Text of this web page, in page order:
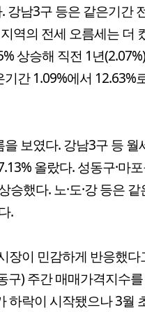
강남3구 등은 같은기간
역의 전세 오름세는 더
상승해 직전 1년
기간 1.09%에서 12.63%
보였다. 강남3구 등 월
올랐다. 성동구·마
했다. 노·도·강 등은
.
장이 민감하게 반응했다
구) 주간 매매가격지수
하락이 시작됐으나 3월